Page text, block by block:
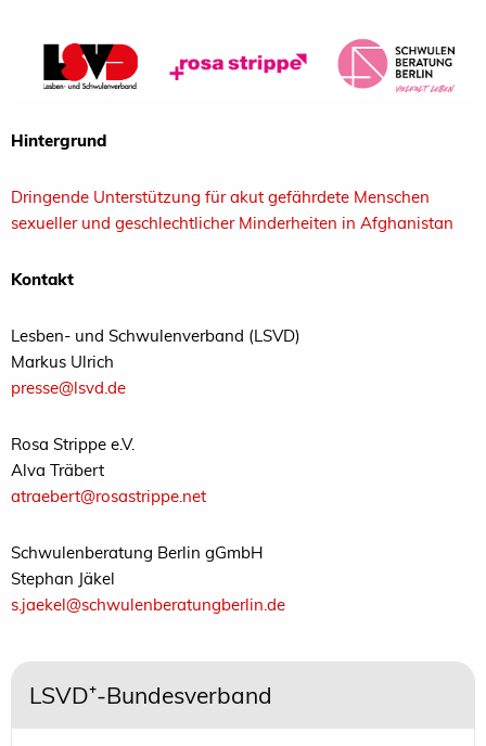
Hintergrund
Dringende Unterstützung für akut gefährdete Menschen
sexueller und geschlechtlicher Minderheiten in Afghanistan
Kontakt
Lesben- und Schwulenverband (LSVD)
Markus Ulrich
presse@lsvd.de
Rosa Strippe e.V.
Alva Träbert
atraebert@rosastrippe.net
Schwulenberatung Berlin gGmbH
Stephan Jäkel
s.jaekel@schwulenberatungberlin.de
LSVD⁺-Bundesverband